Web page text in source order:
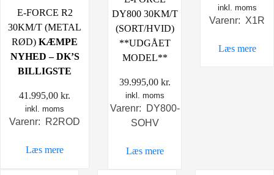
E-FORCE R2
30KM/T (METAL
RØD) KÆMPE
NYHED – DK’S
BILLIGSTE
41.995,00 kr.
inkl. moms
Varenr: R2ROD
Læs mere
DY800 30KM/T
(SORT/HVID)
**UDGÅET
MODEL**
39.995,00 kr.
inkl. moms
Varenr: DY800-
SOHV
Læs mere
inkl. moms
Varenr: X1R
Læs mere